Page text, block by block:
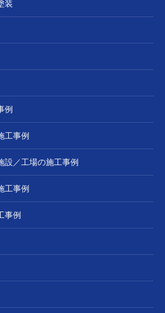
装
例
工事例
設／工場の施工事例
工事例
事例